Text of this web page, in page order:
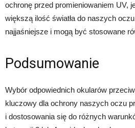
ochronę przed promieniowaniem UV,
większą ilość światła do naszych
najjaśniejsze i mogą być stosowane
Podsumowanie
Wybór odpowiednich okularów
kluczowy dla ochrony naszych oczu
i dostosowania się do różnych